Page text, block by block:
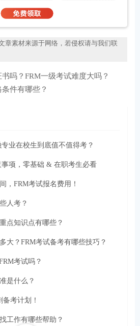
章素材来源于网络，若侵权请与我们联
吗？FRM一级考试难度大吗？
件有哪些？
业在校生到底值不值得考？
项，零基础 & 在职考生必看
，FRM考试报名费用！
人考？
点知识点有哪些？
大？FRM考试备考有哪些技巧？
考试吗？
是什么？
考计划！
工作有哪些帮助？